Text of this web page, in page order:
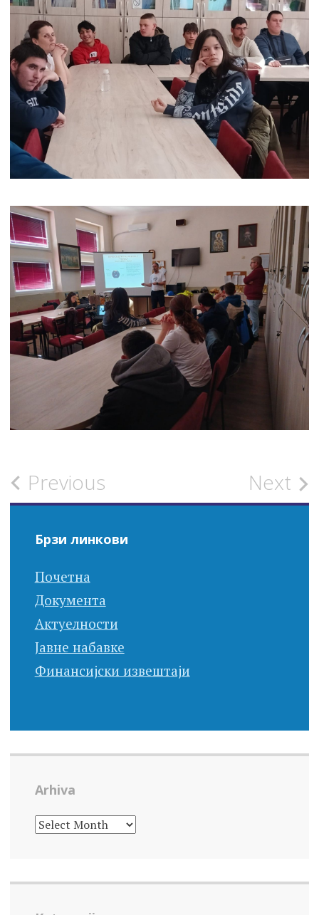
Post
navigation
Previous Next
Брзи линкови
Почетна
Документа
Актуелности
Јавне набавке
Финансијски извештаји
Arhiva
ARHIVA